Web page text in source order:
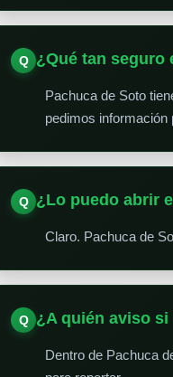
¿Qué tan seguro
Pachuca de Soto
pedimos información
¿Lo puedo abrir
Claro. Pachuca de
¿A quién aviso
Dentro de Pachuca